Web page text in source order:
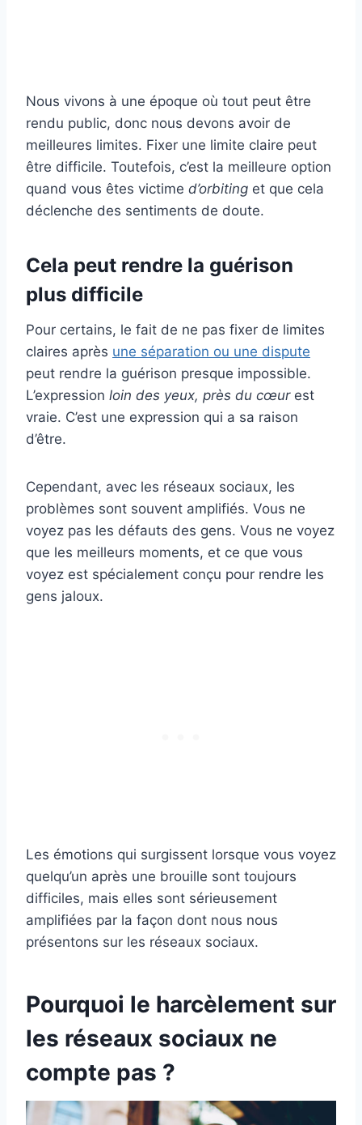
Nous vivons à une époque où tout peut être
rendu public, donc nous devons avoir de
meilleures limites. Fixer une limite claire peut
être difficile. Toutefois, c’est la meilleure option
quand vous êtes victime d’orbiting et que cela
déclenche des sentiments de doute.
Cela peut rendre la guérison
plus difficile
Pour certains, le fait de ne pas fixer de limites
claires après une séparation ou une dispute
peut rendre la guérison presque impossible.
L’expression loin des yeux, près du cœurest
vraie. C’est une expression qui a sa raison
d’être.
Cependant, avec les réseaux sociaux, les
problèmes sont souvent amplifiés. Vous ne
voyez pas les défauts des gens. Vous ne voyez
que les meilleurs moments, et ce que vous
voyez est spécialement conçu pour rendre les
gens jaloux.
Les émotions qui surgissent lorsque vous voyez
quelqu’un après une brouille sont toujours
difficiles, mais elles sont sérieusement
amplifiées par la façon dont nous nous
présentons sur les réseaux sociaux.
Pourquoi le harcèlement sur
les réseaux sociaux ne
compte pas ?